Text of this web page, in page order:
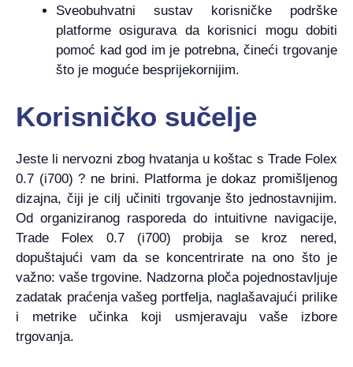
Sveobuhvatni sustav korisničke podrške
platforme osigurava da korisnici mogu dobiti
pomoć kad god im je potrebna, čineći trgovanje
što je moguće besprijekornijim.
Korisničko sučelje
Jeste li nervozni zbog hvatanja u koštac s Trade Folex
0.7 (i700) ? ne brini. Platforma je dokaz promišljenog
dizajna, čiji je cilj učiniti trgovanje što jednostavnijim.
Od organiziranog rasporeda do intuitivne navigacije,
Trade Folex 0.7 (i700) probija se kroz nered,
dopuštajući vam da se koncentrirate na ono što je
važno: vaše trgovine. Nadzorna ploča pojednostavljuje
zadatak praćenja vašeg portfelja, naglašavajući prilike
i metrike učinka koji usmjeravaju vaše izbore
trgovanja.